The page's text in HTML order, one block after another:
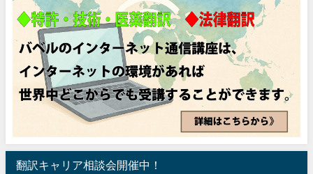
翻訳キャリア相談会開催中！